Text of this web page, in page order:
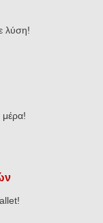
λύση!
μέρα!